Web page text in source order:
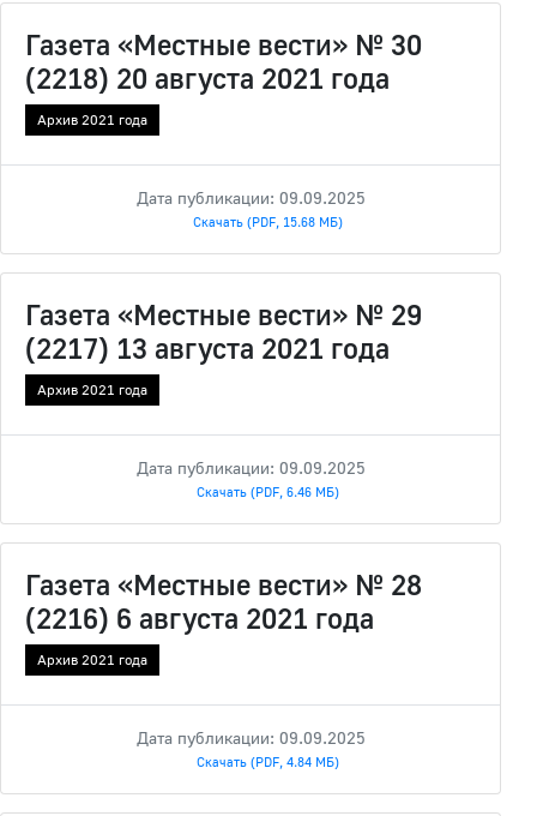
Газета «Местные вести» № 30
(2218) 20 августа 2021 года
Архив 2021 года
Дата публикации: 09.09.2025
Скачать (PDF, 15.68 МБ)
Газета «Местные вести» № 29
(2217) 13 августа 2021 года
Архив 2021 года
Дата публикации: 09.09.2025
Скачать (PDF, 6.46 МБ)
Газета «Местные вести» № 28
(2216) 6 августа 2021 года
Архив 2021 года
Дата публикации: 09.09.2025
Скачать (PDF, 4.84 МБ)